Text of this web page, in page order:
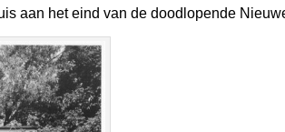
aan het eind van de doodlopende